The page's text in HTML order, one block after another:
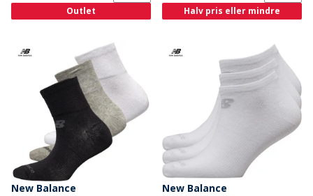
Outlet Halv pris eller mindre
New Balance
New Balance